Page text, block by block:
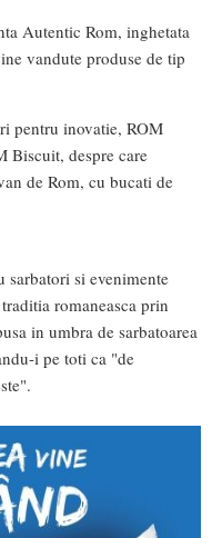
Autentic Rom, inghetata
vandute produse de tip
pentru inovatie, ROM
Biscuit, despre care
de Rom, cu bucati de
si evenimente
romaneasca prin
in umbra de sarbatoarea
i pe toti ca "de